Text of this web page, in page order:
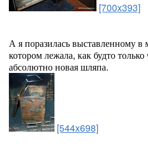
[700x393]
А я поразилась выставленному в
котором лежала, как будто
абсолютно новая шляпа.
[544x698]